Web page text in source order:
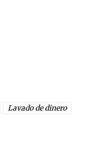
Lavado de dinero